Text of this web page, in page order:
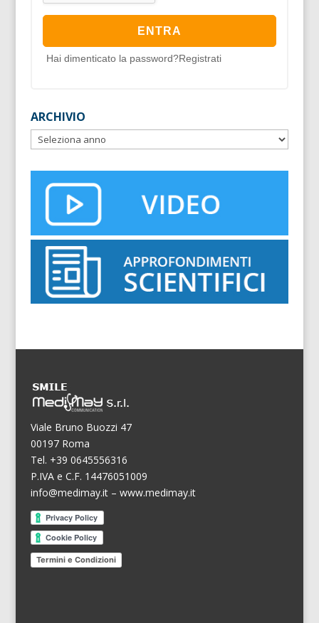
Hai dimenticato la password?Registrati
ARCHIVIO
Viale Bruno Buozzi 47
00197 Roma
Tel. +39 0645556316
P.IVA e C.F. 14476051009
info@medimay.it– www.medimay.it
Termini e Condizioni